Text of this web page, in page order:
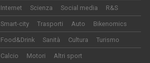
Internet Scienza Social media R&S
Smart-city Trasporti Auto Bikenomics
Food&Drink Sanità Cultura Turismo
Calcio Motori Altri sport